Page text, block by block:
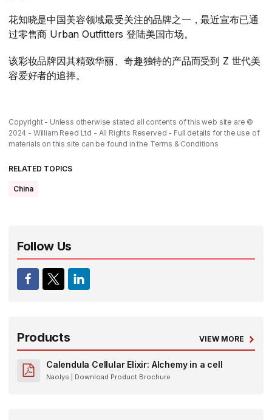
花知晓是中国美容领域最受关注的品牌之一，最近宣布已通
过零售商 Urban Outfitters 登陆美国市场。
该彩妆品牌因其精致华丽、奇趣独特的产品而受到 Z 世代美
容爱好者的追捧。
Copyright - Unless otherwise stated all contents of this web site are ©
2024 - William Reed Ltd - All Rights Reserved - Full details for the use of
materials on this site can be found in the Terms & Conditions
RELATED TOPICS
China
Follow Us
Products VIEW MORE
Calendula Cellular Elixir: Alchemy in a cell
Naolys | Download Product Brochure